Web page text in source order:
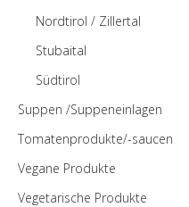
Nordtirol / Zillertal
Stubaital
Südtirol
Suppen /Suppeneinlagen
Tomatenprodukte/-saucen
Vegane Produkte
Vegetarische Produkte